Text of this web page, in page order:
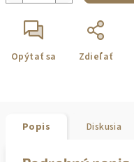
Opýtať sa Zdieľať
Popis Diskusia